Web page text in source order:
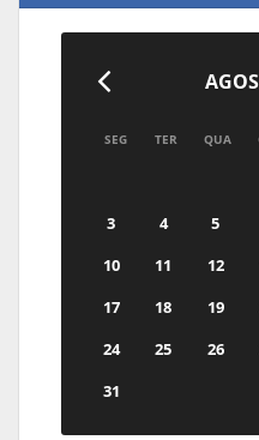
SEG TER QUA
3
4 5
10
11 12
17
18 19
24
25 26
31